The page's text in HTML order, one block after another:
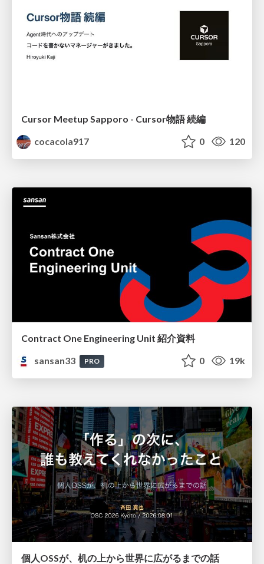
Cursor Meetup Sapporo - Cursor物語 続編
cocacola917
0 120
Contract One Engineering Unit 紹介資料
sansan33
PRO 0 19k
個人OSSが、机の上から世界に広がるまでの話